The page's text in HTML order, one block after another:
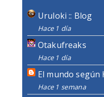
Uruloki :: Blog
Hace 1 día
Otakufreaks
Hace 1 día
El mundo según
Hace 1 semana